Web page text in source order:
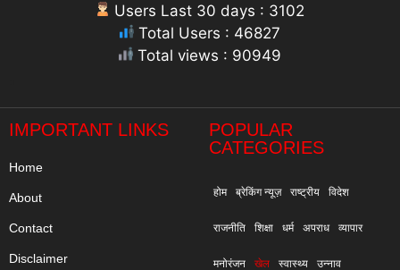
Users Last 30 days : 3102
Total Users : 46827
Total views : 90949
IMPORTANT LINKS
Home
About
Contact
Disclaimer
POPULAR
CATEGORIES
होम ब्रेकिंग न्यूज़ राष्ट्रीय विदेश
राजनीति शिक्षा धर्म अपराध व्यापार
मनोरंजन खेल स्वास्थ्य उन्नाव